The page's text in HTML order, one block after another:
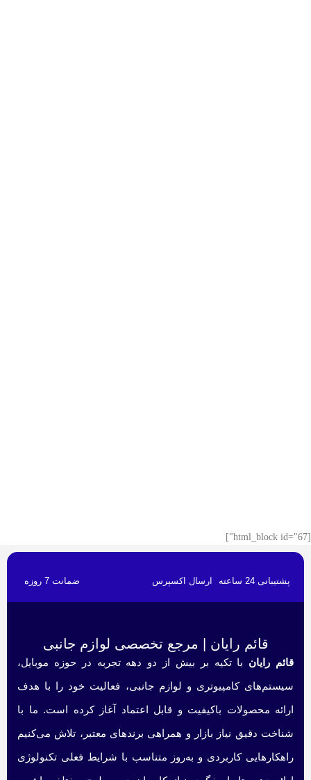
[html_block id="67"]
پشتیبانی 24 ساعته ارسال اکسپرس ضمانت 7 روزه
قائم رایان | مرجع تخصصی لوازم جانبی
قائم رایان با تکیه بر بیش از دو دهه تجربه در حوزه موبایل،
سیستم‌های کامپیوتری و لوازم جانبی، فعالیت خود را با هدف
ارائه محصولات باکیفیت و قابل اعتماد آغاز کرده است. ما با
شناخت دقیق نیاز بازار و همراهی برندهای معتبر، تلاش می‌کنیم
راهکارهایی کاربردی و به‌روز متناسب با شرایط فعلی تکنولوژی